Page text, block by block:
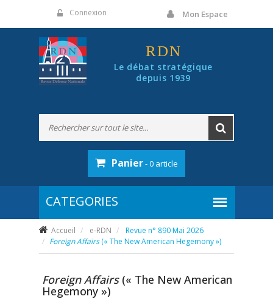
Connexion Mon Espace
RDN
Le débat stratégique
depuis 1939
Panier- 0 article
Accueil e-RDN
Revue n° 890 Mai 2026
Foreign Affairs(« The New American Hegemony »)
Foreign Affairs (« The New American
Hegemony »)